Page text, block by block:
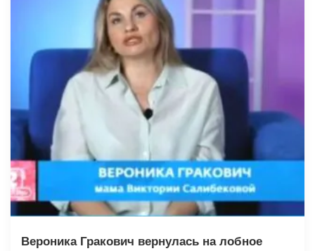
Вероника Гракович вернулась на лобное